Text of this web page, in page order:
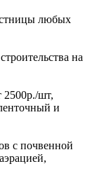
любых
на
2500р./шт,
и
с почвенной